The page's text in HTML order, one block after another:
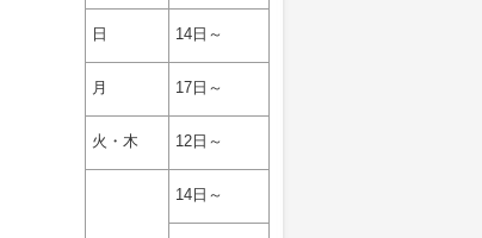
日 14日～
月 17日～
火・木 12日～
14日～